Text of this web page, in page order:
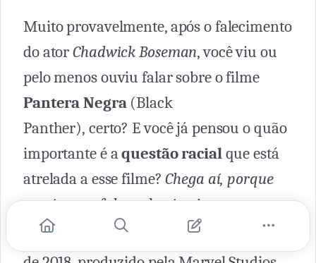
Muito provavelmente, após o falecimento
do atorChadwick Boseman, você viu ou
pelo menos ouviu falar sobre o filme
Pantera Negra(Black
Panther), certo? E você já pensou o quão
importante é aquestão racialque está
atrelada a esse filme?Chega aí, porque
precisamos falar sobre isso!
Pantera Negra é um filme de super-herói,